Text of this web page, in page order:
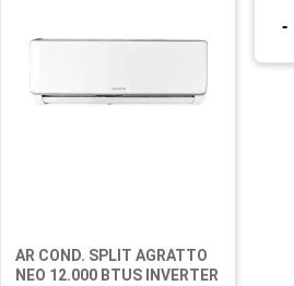
AR COND. SPLIT AGRATTO
NEO 12.000 BTUS INVERTER
-